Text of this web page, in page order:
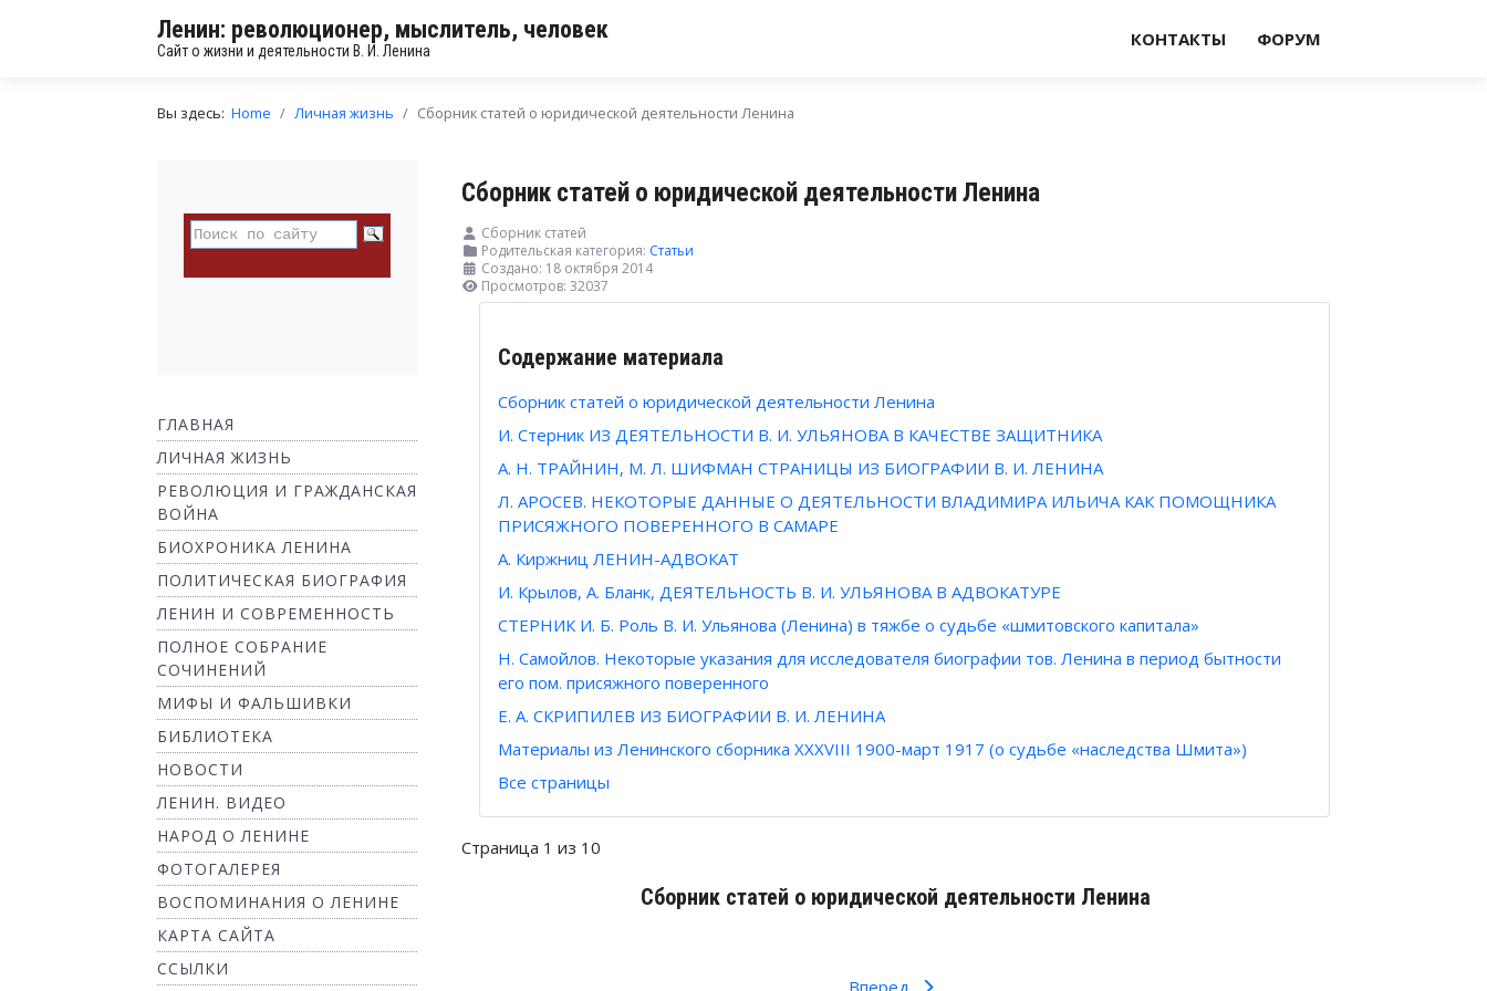
Ленин: революционер, мыслитель, человек
Сайт о жизни и деятельности В. И. Ленина
КОНТАКТЫ ФОРУМ
Вы здесь: Home Личная жизнь Сборник статей о юридической деятельности Ленина
ГЛАВНАЯ
ЛИЧНАЯ ЖИЗНЬ
РЕВОЛЮЦИЯ И ГРАЖДАНСКАЯ
ВОЙНА
БИОХРОНИКА ЛЕНИНА
ПОЛИТИЧЕСКАЯ БИОГРАФИЯ
ЛЕНИН И СОВРЕМЕННОСТЬ
ПОЛНОЕ СОБРАНИЕ
СОЧИНЕНИЙ
МИФЫ И ФАЛЬШИВКИ
БИБЛИОТЕКА
НОВОСТИ
ЛЕНИН. ВИДЕО
НАРОД О ЛЕНИНЕ
ФОТОГАЛЕРЕЯ
ВОСПОМИНАНИЯ О ЛЕНИНЕ
КАРТА САЙТА
ССЫЛКИ
Сборник статей о юридической деятельности Ленина
Сборник статей
Родительская категория: Статьи
Создано: 18 октября 2014
Просмотров: 32037
Содержание материала
Сборник статей о юридической деятельности Ленина
И. Стерник ИЗ ДЕЯТЕЛЬНОСТИ В. И. УЛЬЯНОВА В КАЧЕСТВЕ ЗАЩИТНИКА
А. Н. ТРАЙНИН, М. Л. ШИФМАН СТРАНИЦЫ ИЗ БИОГРАФИИ В. И. ЛЕНИНА
Л. АРОСЕВ. НЕКОТОРЫЕ ДАННЫЕ О ДЕЯТЕЛЬНОСТИ ВЛАДИМИРА ИЛЬИЧА КАК ПОМОЩНИКА
ПРИСЯЖНОГО ПОВЕРЕННОГО В САМАРЕ
А. Киржниц ЛЕНИН-АДВОКАТ
И. Крылов, А. Бланк, ДЕЯТЕЛЬНОСТЬ В. И. УЛЬЯНОВА В АДВОКАТУРЕ
СТЕРНИК И. Б. Роль В. И. Ульянова (Ленина) в тяжбе о судьбе «шмитовского капитала»
Н. Самойлов. Некоторые указания для исследователя биографии тов. Ленина в период бытности
его пом. присяжного поверенного
Е. А. СКРИПИЛЕВ ИЗ БИОГРАФИИ В. И. ЛЕНИНА
Материалы из Ленинского сборника XXXVIII 1900-март 1917 (о судьбе «наследства Шмита»)
Все страницы
Страница 1 из 10
Сборник статей о юридической деятельности Ленина
Вперед